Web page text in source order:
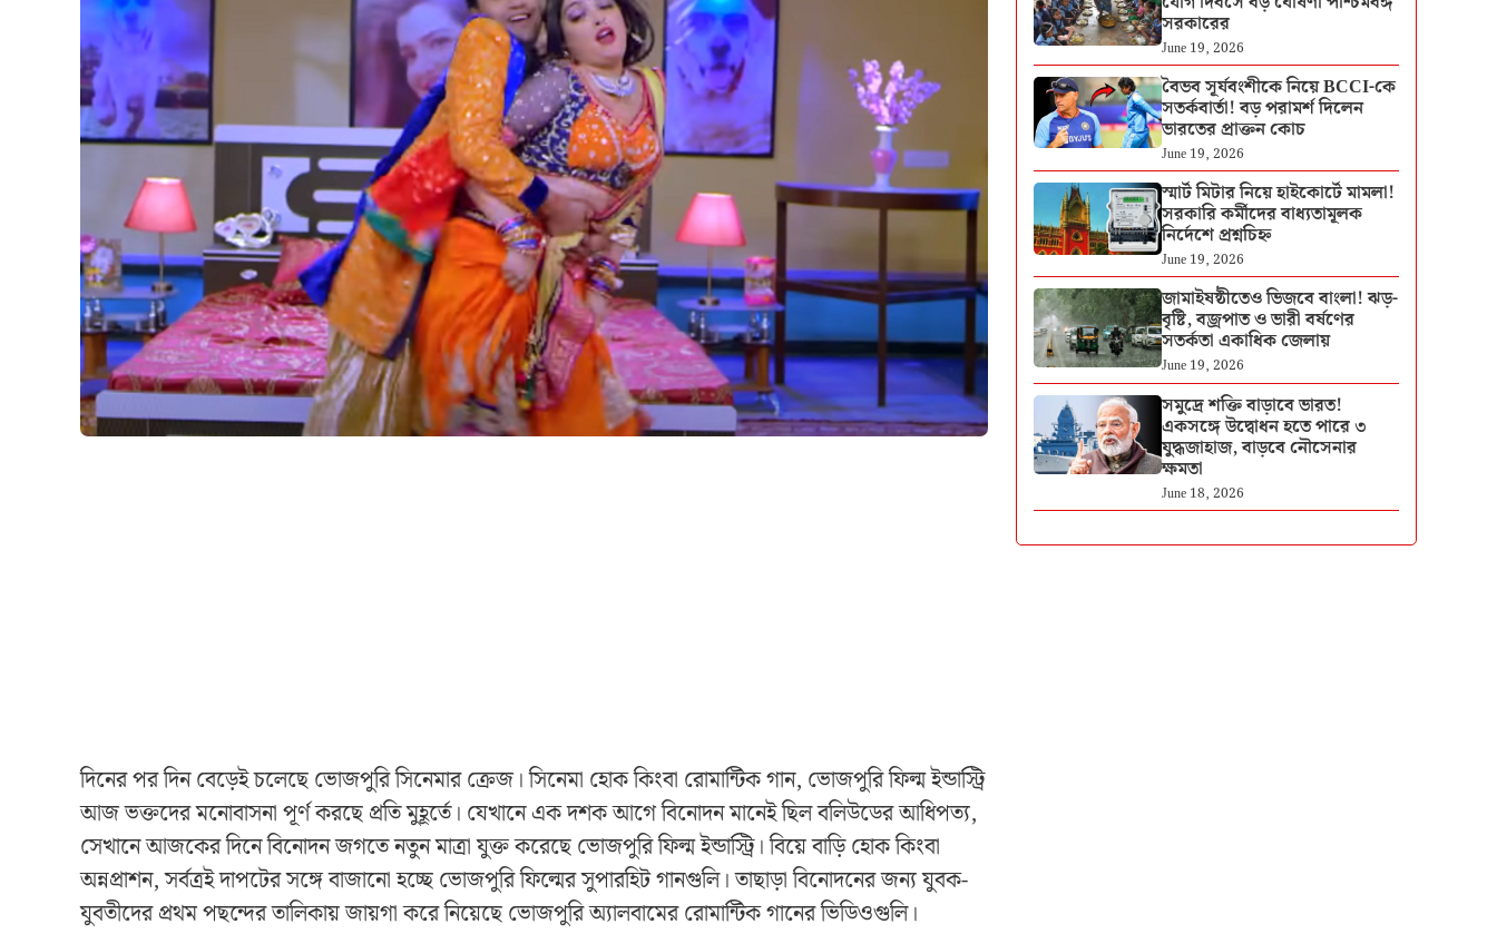
দিনের পর দিন বেড়েই চলেছে ভোজপুরি সিনেমার ক্রেজ। সিনেমা হোক কিংবা রোমান্টিক গান, ভোজপুরি ফিল্ম ইন্ডাস্ট্রি
আজ ভক্তদের মনোবাসনা পূর্ণ করছে প্রতি মুহূর্তে। যেখানে এক দশক আগে বিনোদন মানেই ছিল বলিউডের আধিপত্য,
সেখানে আজকের দিনে বিনোদন জগতে নতুন মাত্রা যুক্ত করেছে ভোজপুরি ফিল্ম ইন্ডাস্ট্রি। বিয়ে বাড়ি হোক কিংবা
অন্নপ্রাশন, সর্বত্রই দাপটের সঙ্গে বাজানো হচ্ছে ভোজপুরি ফিল্মের সুপারহিট গানগুলি। তাছাড়া বিনোদনের জন্য যুবক-
যুবতীদের প্রথম পছন্দের তালিকায় জায়গা করে নিয়েছে ভোজপুরি অ্যালবামের রোমান্টিক গানের ভিডিওগুলি।
সরকারের
June 19, 2026
বৈভব সূর্যবংশীকে নিয়ে BCCI-কে
সতর্কবার্তা! বড় পরামর্শ দিলেন
ভারতের প্রাক্তন কোচ
June 19, 2026
স্মার্ট মিটার নিয়ে হাইকোর্টে মামলা!
সরকারি কর্মীদের বাধ্যতামূলক
নির্দেশে প্রশ্নচিহ্ন
June 19, 2026
জামাইষষ্ঠীতেও ভিজবে বাংলা! ঝড়-
বৃষ্টি, বজ্রপাত ও ভারী বর্ষণের
সতর্কতা একাধিক জেলায়
June 19, 2026
সমুদ্রে শক্তি বাড়াবে ভারত!
একসঙ্গে উদ্বোধন হতে পারে ৩
যুদ্ধজাহাজ, বাড়বে নৌসেনার
ক্ষমতা
June 18, 2026